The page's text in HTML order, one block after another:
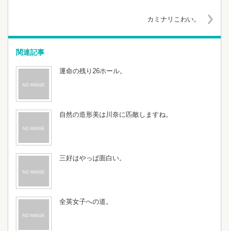
カミナリこわい。
関連記事
運命の残り26ホール。
自然の造形美は川奈に匹敵しますね。
三好はやっぱ面白い。
全英女子への道。